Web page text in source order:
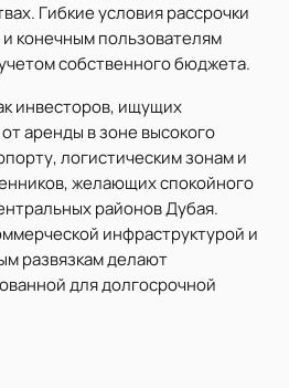
Гибкие условия рассрочки
конечным пользователям
собственного бюджета.
инвесторов, ищущих
аренды в зоне высокого
логистическим зонам и
желающих спокойного
районов Дубая.
инфраструктурой и
развязкам делают
для долгосрочной